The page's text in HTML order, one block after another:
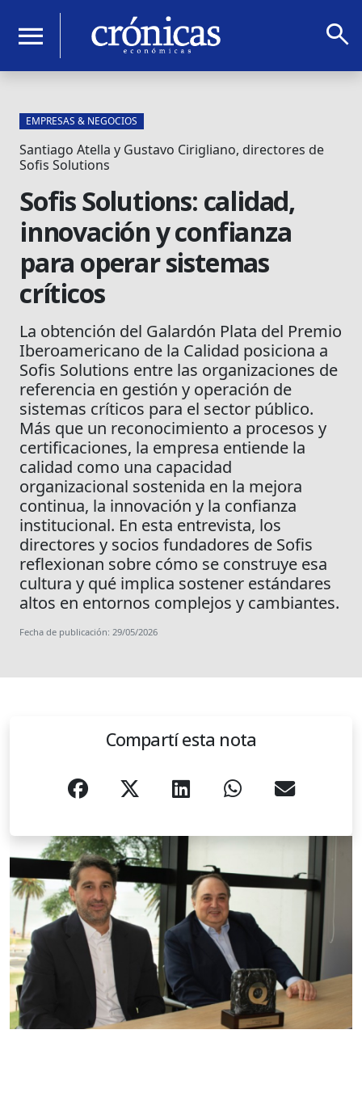
menu search
EMPRESAS & NEGOCIOS
Santiago Atella y Gustavo Cirigliano, directores de
Sofis Solutions
Sofis Solutions: calidad,
innovación y confianza
para operar sistemas
críticos
La obtención del Galardón Plata del Premio
Iberoamericano de la Calidad posiciona a
Sofis Solutions entre las organizaciones de
referencia en gestión y operación de
sistemas críticos para el sector público.
Más que un reconocimiento a procesos y
certificaciones, la empresa entiende la
calidad como una capacidad
organizacional sostenida en la mejora
continua, la innovación y la confianza
institucional. En esta entrevista, los
directores y socios fundadores de Sofis
reflexionan sobre cómo se construye esa
cultura y qué implica sostener estándares
altos en entornos complejos y cambiantes.
Fecha de publicación: 29/05/2026
Compartí esta nota